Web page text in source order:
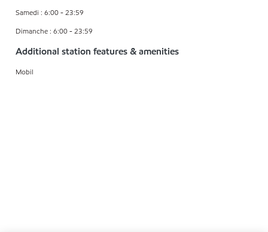
Samedi : 6:00 - 23:59
Dimanche : 6:00 - 23:59
Additional station features & amenities
Mobil